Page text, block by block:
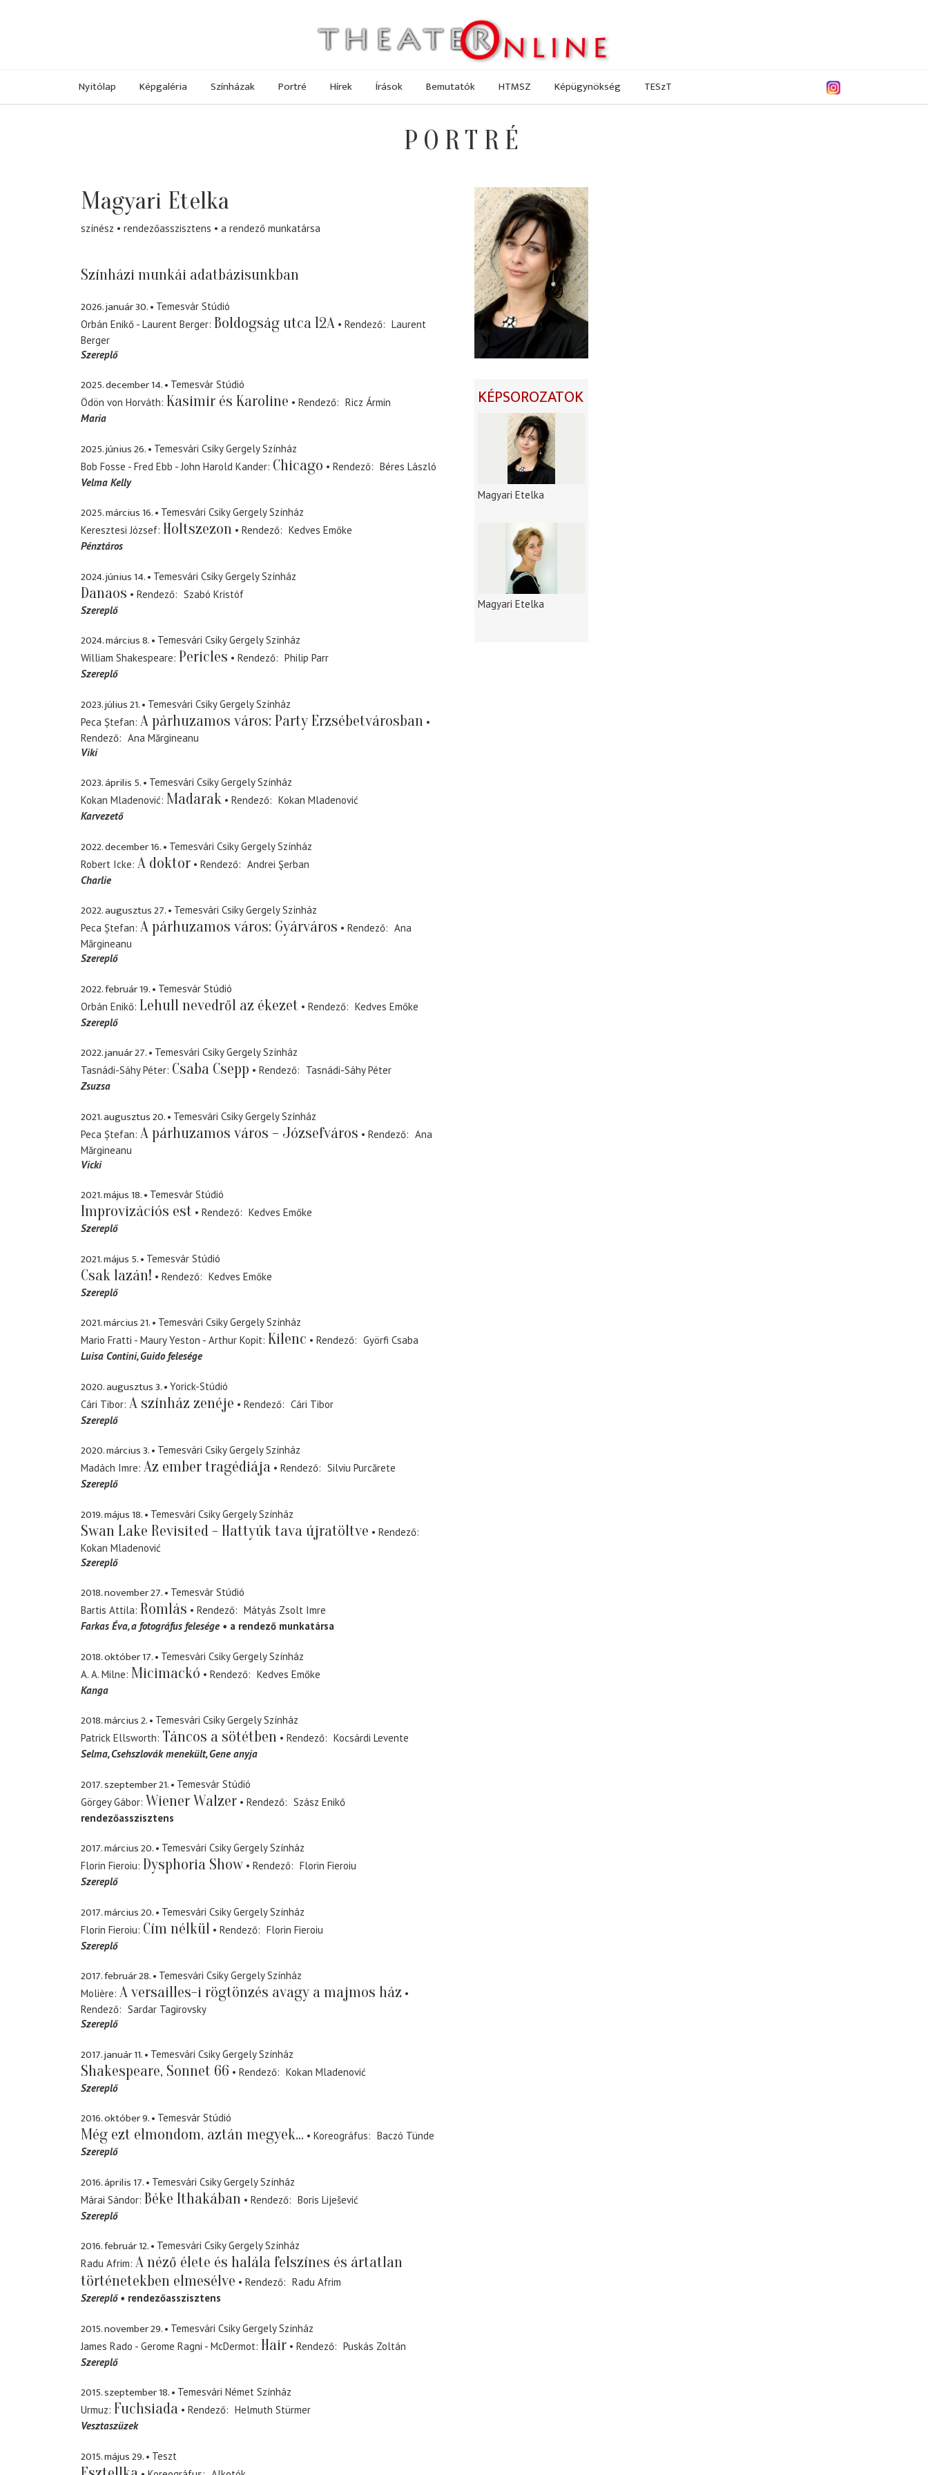
Nyitólap Képgaléria Színházak Portré Hírek Írások Bemutatók HTMSZ Képügynökség TESzT
PORTRÉ
Magyari Etelka
színész rendezőasszisztens a rendező munkatársa
Színházi munkái adatbázisunkban
2026. január 30.
Temesvár Stúdió
Orbán Enikő - Laurent Berger Boldogság utca 12A Rendező
Laurent
Berger
Szereplő
2025. december 14.
Temesvár Stúdió
Ödön von Horváth Kasimir és Karoline Rendező
Ricz Ármin
Maria
2025. június 26.
Temesvári Csiky Gergely Színház
Bob Fosse - Fred Ebb - John Harold Kander Chicago Rendező
Béres László
Velma Kelly
2025. március 16.
Temesvári Csiky Gergely Színház
Keresztesi József Holtszezon Rendező
Kedves Emőke
Pénztáros
2024. június 14. Temesvári Csiky Gergely Színház
Danaos Rendező
Szabó Kristóf
Szereplő
2024. március 8.
Temesvári Csiky Gergely Színház
William Shakespeare Pericles Rendező
Philip Parr
Szereplő
2023. július 21.
Temesvári Csiky Gergely Színház
Peca Ștefan A párhuzamos város: Party Erzsébetvárosban
Rendező
Ana Mărgineanu
Viki
2023. április 5.
Temesvári Csiky Gergely Színház
Kokan Mladenović Madarak Rendező
Kokan Mladenović
Karvezető
2022. december 16.
Temesvári Csiky Gergely Színház
Robert Icke A doktor Rendező
Andrei Şerban
Charlie
2022. augusztus 27.
Temesvári Csiky Gergely Színház
Peca Ștefan A párhuzamos város: Gyárváros Rendező
Ana
Mărgineanu
Szereplő
2022. február 19.
Temesvár Stúdió
Orbán Enikő Lehull nevedről az ékezet Rendező
Kedves Emőke
Szereplő
2022. január 27.
Temesvári Csiky Gergely Színház
Tasnádi-Sáhy Péter Csaba Csepp Rendező
Tasnádi-Sáhy Péter
Zsuzsa
2021. augusztus 20.
Temesvári Csiky Gergely Színház
Peca Ștefan A párhuzamos város – Józsefváros Rendező
Ana
Mărgineanu
Vicki
2021. május 18. Temesvár Stúdió
Improvizációs est Rendező
Kedves Emőke
Szereplő
2021. május 5. Temesvár Stúdió
Csak lazán! Rendező
Kedves Emőke
Szereplő
2021. március 21.
Temesvári Csiky Gergely Színház
Mario Fratti - Maury Yeston - Arthur Kopit Kilenc Rendező
Györfi Csaba
Luisa Contini Guido felesége
2020. augusztus 3.
Yorick-Stúdió
Cári Tibor A színház zenéje Rendező
Cári Tibor
Szereplő
2020. március 3.
Temesvári Csiky Gergely Színház
Madách Imre Az ember tragédiája Rendező
Silviu Purcărete
Szereplő
2019. május 18. Temesvári Csiky Gergely Színház
Swan Lake Revisited - Hattyúk tava újratöltve
Rendező
Kokan Mladenović
Szereplő
2018. november 27.
Temesvár Stúdió
Bartis Attila Romlás Rendező
Mátyás Zsolt Imre
Farkas Éva a fotográfus felesége a rendező munkatársa
2018. október 17.
Temesvári Csiky Gergely Színház
A. A. Milne Micimackó Rendező
Kedves Emőke
Kanga
2018. március 2.
Temesvári Csiky Gergely Színház
Patrick Ellsworth Táncos a sötétben Rendező
Kocsárdi Levente
Selma Csehszlovák menekült, Gene anyja
2017. szeptember 21.
Temesvár Stúdió
Görgey Gábor Wiener Walzer Rendező
Szász Enikő
rendezőasszisztens
2017. március 20.
Temesvári Csiky Gergely Színház
Florin Fieroiu Dysphoria Show Rendező
Florin Fieroiu
Szereplő
2017. március 20.
Temesvári Csiky Gergely Színház
Florin Fieroiu Cím nélkül Rendező
Florin Fieroiu
Szereplő
2017. február 28.
Temesvári Csiky Gergely Színház
Molière A versailles-i rögtönzés avagy a majmos ház
Rendező
Sardar Tagirovsky
Szereplő
2017. január 11. Temesvári Csiky Gergely Színház
Shakespeare, Sonnet 66 Rendező
Kokan Mladenović
Szereplő
2016. október 9. Temesvár Stúdió
Még ezt elmondom, aztán megyek... Koreográfus
Baczó Tünde
Szereplő
2016. április 17.
Temesvári Csiky Gergely Színház
Márai Sándor Béke Ithakában Rendező
Boris Liješević
Szereplő
2016. február 12.
Temesvári Csiky Gergely Színház
Radu Afrim A néző élete és halála felszínes és ártatlan
történetekben elmesélve
Rendező
Radu Afrim
Szereplő
rendezőasszisztens
2015. november 29.
Temesvári Csiky Gergely Színház
James Rado - Gerome Ragni - McDermot Hair Rendező
Puskás Zoltán
Szereplő
2015. szeptember 18.
Temesvári Német Színház
Urmuz Fuchsiada Rendező
Helmuth Stürmer
Vesztaszüzek
2015. május 29. Teszt
KÉPSOROZATOK
Magyari Etelka
Magyari Etelka